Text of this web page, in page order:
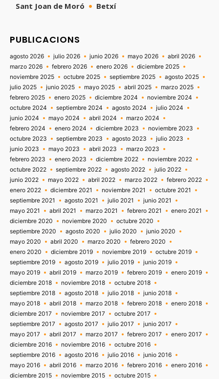
Sant Joan de Moró
Betxí
PUBLICACIONS
agosto 2026 julio 2026 junio 2026 mayo 2026
abril 2026
marzo 2026
febrero 2026 enero 2026
diciembre 2025
noviembre 2025
octubre 2025 septiembre 2025
agosto 2025
julio 2025
junio 2025 mayo 2025 abril 2025
marzo 2025
febrero 2025
enero 2025 diciembre 2024
noviembre 2024
octubre 2024
septiembre 2024 agosto 2024
julio 2024
junio 2024
mayo 2024 abril 2024
marzo 2024
febrero 2024
enero 2024 diciembre 2023
noviembre 2023
octubre 2023
septiembre 2023 agosto 2023
julio 2023
junio 2023
mayo 2023 abril 2023
marzo 2023
febrero 2023
enero 2023 diciembre 2022
noviembre 2022
octubre 2022
septiembre 2022 agosto 2022
julio 2022
junio 2022
mayo 2022 abril 2022 marzo 2022
febrero 2022
enero 2022
diciembre 2021 noviembre 2021
octubre 2021
septiembre 2021
agosto 2021 julio 2021
junio 2021
mayo 2021
abril 2021 marzo 2021 febrero 2021
enero 2021
diciembre 2020
noviembre 2020
octubre 2020
septiembre 2020
agosto 2020 julio 2020
junio 2020
mayo 2020
abril 2020 marzo 2020
febrero 2020
enero 2020
diciembre 2019 noviembre 2019
octubre 2019
septiembre 2019
agosto 2019 julio 2019
junio 2019
mayo 2019
abril 2019 marzo 2019 febrero 2019
enero 2019
diciembre 2018
noviembre 2018
octubre 2018
septiembre 2018
agosto 2018 julio 2018
junio 2018
mayo 2018
abril 2018 marzo 2018 febrero 2018
enero 2018
diciembre 2017
noviembre 2017
octubre 2017
septiembre 2017
agosto 2017 julio 2017
junio 2017
mayo 2017
abril 2017 marzo 2017 febrero 2017
enero 2017
diciembre 2016
noviembre 2016
octubre 2016
septiembre 2016
agosto 2016 julio 2016
junio 2016
mayo 2016
abril 2016 marzo 2016 febrero 2016
enero 2016
diciembre 2015
noviembre 2015 octubre 2015